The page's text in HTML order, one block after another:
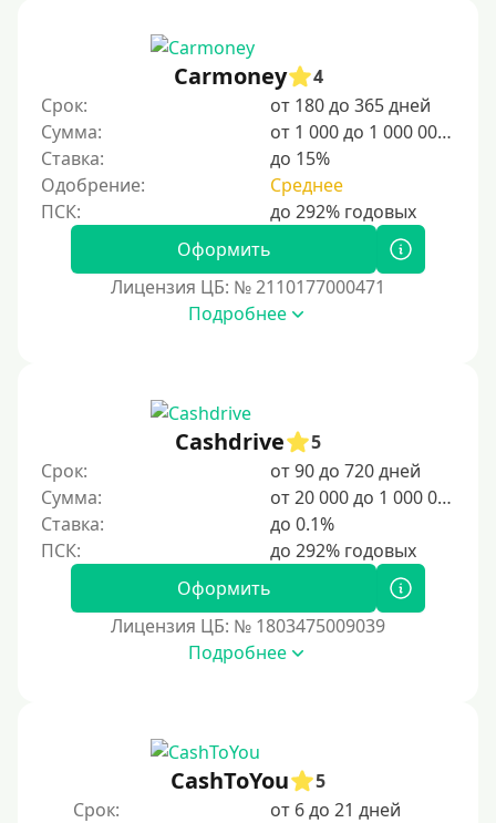
Для граждан Узбекистана, проживающих за рубежом
Сумма (рублей)
100 руб
200 руб
300 руб
2500 руб
3000 руб
4000 руб
12000 руб
Carmoney
4
Срок:
от 180 до 365 дней
Сумма:
от 1 000 до 1 000 000 ₽
Ставка:
до 15%
Одобрение:
Среднее
Оформить
Лицензия ЦБ: № 2110177000471
Подробнее
Cashdrive
5
Срок:
от 90 до 720 дней
Сумма:
от 20 000 до 1 000 000 ₽
Ставка:
до 0.1%
Оформить
Лицензия ЦБ: № 1803475009039
Подробнее
CashToYou
5
Срок:
от 6 до 21 дней